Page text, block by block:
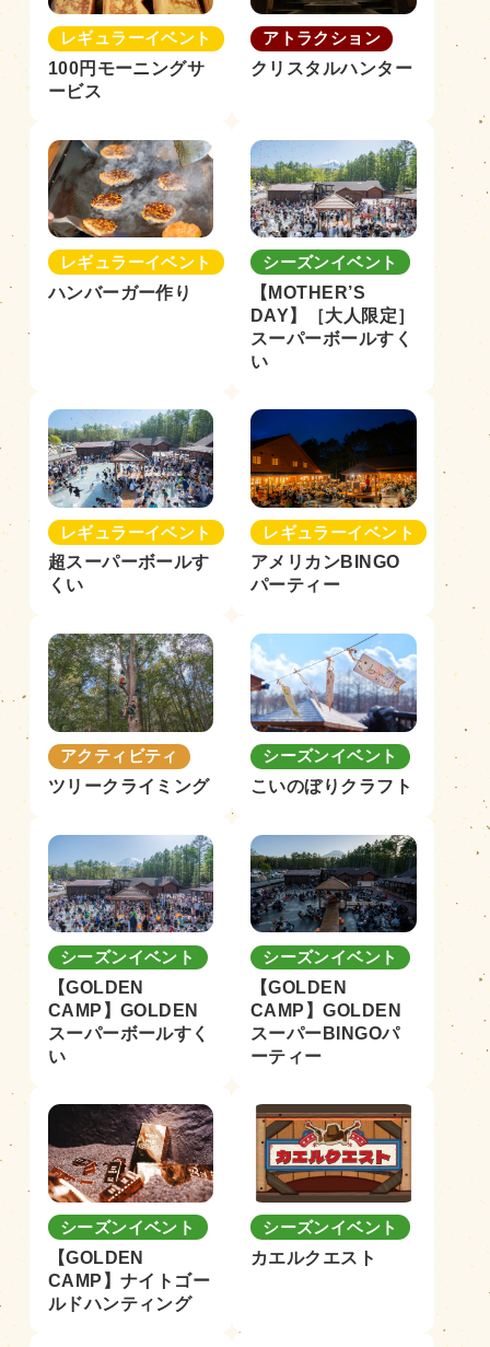
レギュラーイベント
100円モーニングサ
ービス
アトラクション
クリスタルハンター
レギュラーイベント
ハンバーガー作り
シーズンイベント
【MOTHER’S
DAY】［大人限定］
スーパーボールすく
い
レギュラーイベント
超スーパーボールす
くい
レギュラーイベント
アメリカンBINGO
パーティー
アクティビティ
ツリークライミング
シーズンイベント
こいのぼりクラフト
シーズンイベント
【GOLDEN
CAMP】GOLDEN
スーパーボールすく
い
シーズンイベント
【GOLDEN
CAMP】GOLDEN
スーパーBINGOパ
ーティー
シーズンイベント
【GOLDEN
CAMP】ナイトゴー
ルドハンティング
シーズンイベント
カエルクエスト